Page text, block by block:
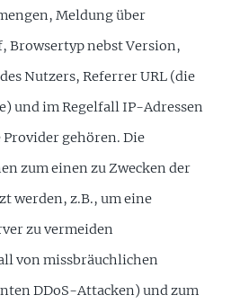
Meldung über
Browsertyp nebst Version,
Nutzers, Referrer URL (die
und im Regelfall IP-Adressen
gehören. Die
zum einen zu Zwecken der
werden, z.B., um eine
zu vermeiden
von missbräuchlichen
DDoS-Attacken) und zum